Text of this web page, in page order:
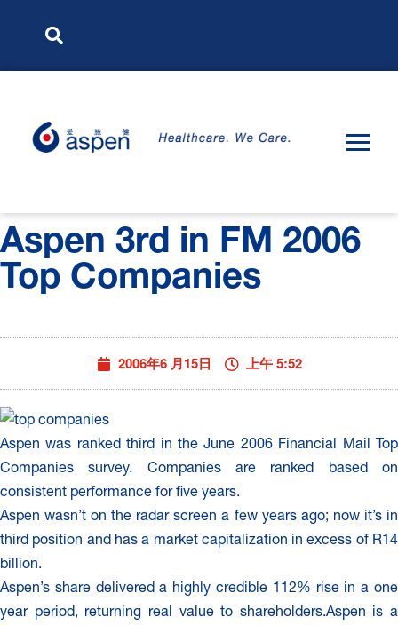
Aspen 3rd in FM 2006
Top Companies
2006年6 月15日 上午 5:52
Aspen was ranked third in the June 2006 Financial Mail Top
Companies survey. Companies are ranked based on
consistent performance for five years.
Aspen wasn’t on the radar screen a few years ago; now it’s in
third position and has a market capitalization in excess of R14
billion.
Aspen’s share delivered a highly credible 112% rise in a one
year period, returning real value to shareholders.Aspen is a